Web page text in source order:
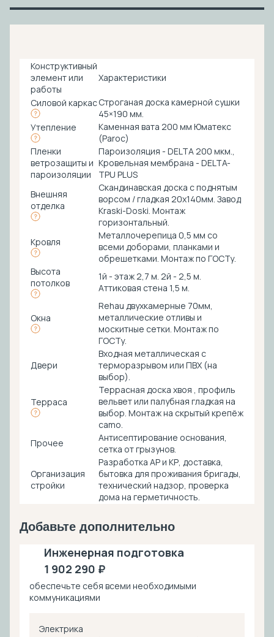
Конструктивный
элемент или
работы
Характеристики
Силовой каркасСтроганая доска камерной сушки
45×190 мм.
Утепление
Каменная вата 200 мм Юматекс
(Paroc)
Пленки
ветрозащиты и
пароизоляции
Пароизоляция - DELTA 200 мкм.,
Кровельная мембрана - DELTA-
TPU PLUS
Внешняя
отделка
Скандинавская доска с поднятым
ворсом / гладкая 20х140мм. Завод
Kraski-Doski. Монтаж
горизонтальный.
Кровля
Металлочерепица 0,5 мм со
всеми доборами, планками и
обрешетками. Монтаж по ГОСТу.
Высота
потолков
1й - этаж 2,7 м. 2й - 2,5 м.
Аттиковая стена 1,5 м.
Окна
Rehau двухкамерные 70мм,
металлические отливы и
москитные сетки. Монтаж по
ГОСТу.
Двери
Входная металлическая с
терморазрывом или ПВХ (на
выбор).
Терраса
Террасная доска хвоя , профиль
вельвет или палубная гладкая на
выбор. Монтаж на скрытый крепёж
camo.
Прочее
Антисептирование основания,
cетка от грызунов.
Организация
стройки
Разработка АР и КР, доставка,
бытовка для проживания бригады,
технический надзор, проверка
дома на герметичность.
Добавьте дополнительно
Инженерная подготовка
1 902 290 ₽
обеспечьте себя всеми необходимыми
коммуникациями
Электрика